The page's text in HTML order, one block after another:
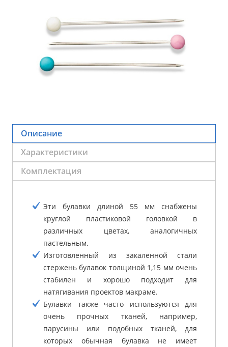
Описание
Характеристики
Комплектация
Эти булавки длиной 55 мм снабжены
круглой пластиковой головкой в
различных цветах, аналогичных
пастельным.
Изготовленный из закаленной стали
стержень булавок толщиной 1,15 мм очень
стабилен и хорошо подходит для
натягивания проектов макраме.
Булавки также часто используются для
очень прочных тканей, например,
парусины или подобных тканей, для
которых обычная булавка не имеет